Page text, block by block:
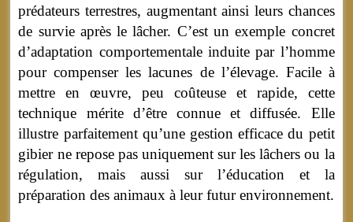
prédateurs terrestres, augmentant ainsi leurs chances
de survie après le lâcher. C’est un exemple concret
d’adaptation comportementale induite par l’homme
pour compenser les lacunes de l’élevage. Facile à
mettre en œuvre, peu coûteuse et rapide, cette
technique mérite d’être connue et diffusée. Elle
illustre parfaitement qu’une gestion efficace du petit
gibier ne repose pas uniquement sur les lâchers ou la
régulation, mais aussi sur l’éducation et la
préparation des animaux à leur futur environnement.